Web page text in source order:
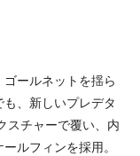
ールネットを揺ら
、新しいプレデタ
スチャーで覆い、内
ルフィンを採用。